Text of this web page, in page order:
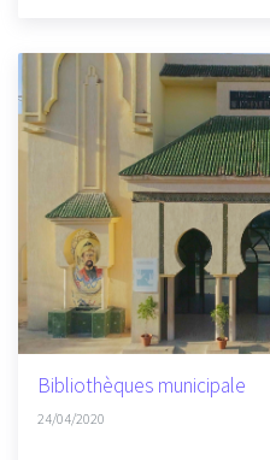
Bibliothèques municipale
24/04/2020